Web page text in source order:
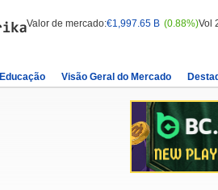
Valor de mercado:€1,997.65 B (0.88%)Vol
Educação Visão Geral do Mercado